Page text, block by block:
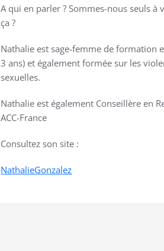
A qui en parler ? Sommes-nous seuls à
ça ?
Nathalie est sage-femme de formation
3 ans) et également formée sur les
sexuelles.
Nathalie est également Conseillère en
ACC-France
Consultez son site :
NathalieGonzalez